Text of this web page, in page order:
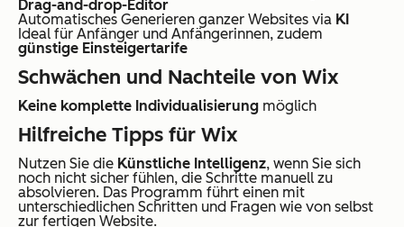
Drag-and-drop-Editor
Automatisches Generieren ganzer Websites via KI
Ideal für Anfänger und Anfängerinnen, zudem
günstige Einsteigertarife
Schwächen und Nachteile von Wix
Keine komplette Individualisierung möglich
Hilfreiche Tipps für Wix
Nutzen Sie die Künstliche Intelligenz, wenn Sie sich
noch nicht sicher fühlen, die Schritte manuell zu
absolvieren. Das Programm führt einen mit
unterschiedlichen Schritten und Fragen wie von selbst
zur fertigen Website.